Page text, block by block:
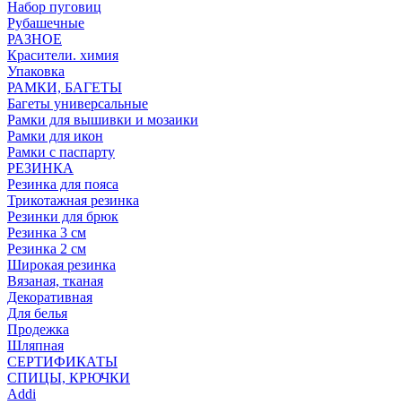
Набор пуговиц
Рубашечные
РАЗНОЕ
Красители. химия
Упаковка
РАМКИ, БАГЕТЫ
Багеты универсальные
Рамки для вышивки и мозаики
Рамки для икон
Рамки с паспарту
РЕЗИНКА
Резинка для пояса
Трикотажная резинка
Резинки для брюк
Резинка 3 см
Резинка 2 см
Широкая резинка
Вязаная, тканая
Декоративная
Для белья
Продежка
Шляпная
СЕРТИФИКАТЫ
СПИЦЫ, КРЮЧКИ
Addi